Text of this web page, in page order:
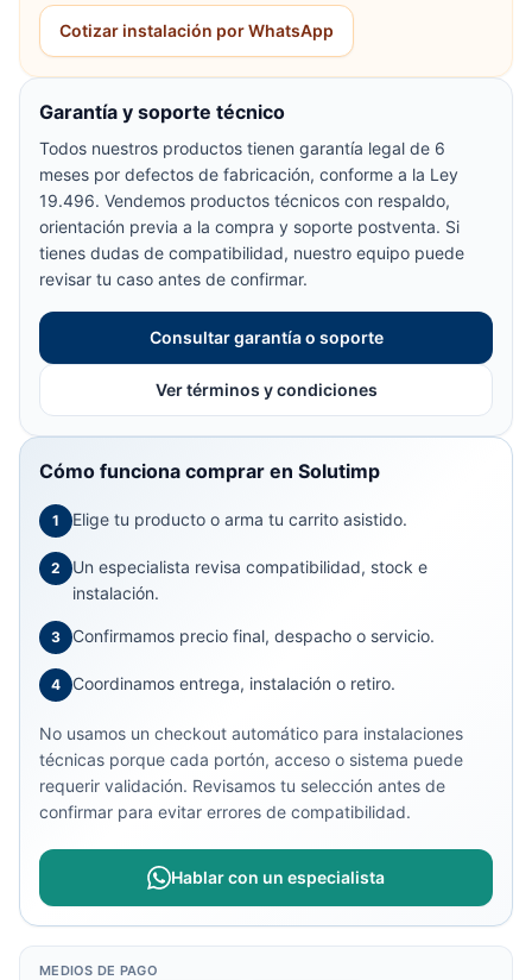
Cotizar instalación por WhatsApp
Garantía y soporte técnico
Todos nuestros productos tienen garantía legal de 6
meses por defectos de fabricación, conforme a la Ley
19.496. Vendemos productos técnicos con respaldo,
orientación previa a la compra y soporte postventa. Si
tienes dudas de compatibilidad, nuestro equipo puede
revisar tu caso antes de confirmar.
Consultar garantía o soporte
Ver términos y condiciones
Cómo funciona comprar en Solutimp
1 Elige tu producto o arma tu carrito asistido.
2
Un especialista revisa compatibilidad, stock e
instalación.
3 Confirmamos precio final, despacho o servicio.
4 Coordinamos entrega, instalación o retiro.
No usamos un checkout automático para instalaciones
técnicas porque cada portón, acceso o sistema puede
requerir validación. Revisamos tu selección antes de
confirmar para evitar errores de compatibilidad.
Hablar con un especialista
MEDIOS DE PAGO